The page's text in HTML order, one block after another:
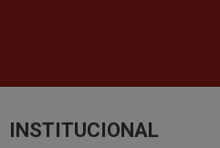
INSTITUCIONAL